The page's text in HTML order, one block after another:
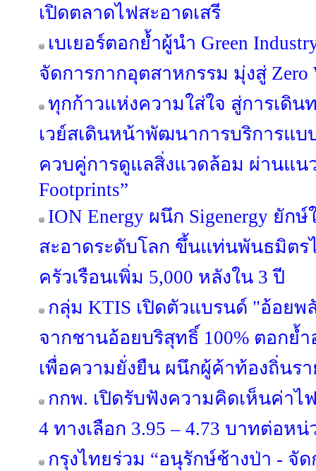
เปิดตลาดไฟสะอาดเสรี
เบเยอร์ตอกย้ำผู้นำ Green
จัดการกากอุตสาหกรรม มุ่งสู่ Zero
ทุกก้าวแห่งความใส่ใจ สู่การเดิน
เวย์สเดินหน้าพัฒนาการบริการแบบ
ควบคู่การดูแลสิ่งแวดล้อม ผ่านแน
Footprints”
ION Energy ผนึก Sigenergy ยัก
สะอาดระดับโลก ขึ้นแท่นพันธมิตร
ครัวเรือนเพิ่ม 5,000 หลังใน 3 ปี
กลุ่ม KTIS เปิดตัวแบรนด์ "อ้อย
จากชานอ้อยบริสุทธิ์ 100% ตอกย้
เพื่อความยั่งยืน ผนึกผู้ค้าท้องถิ่นร
กกพ. เปิดรับฟังความคิดเห็นค่าไ
4 ทางเลือก 3.95 – 4.73 บาทต่อหน่
กรุงไทยร่วม “อนุรักษ์ช้างป่า - จั